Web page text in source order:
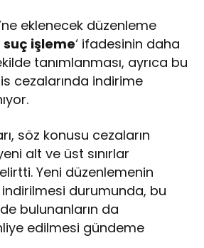
eklenecek düzenleme
suç işleme‘ ifadesinin daha
tanımlanması, ayrıca bu
cezalarında indirime
söz konusu cezaların
alt ve üst sınırlar
Yeni düzenlemenin
indirilmesi durumunda, bu
bulunanların da
edilmesi gündeme